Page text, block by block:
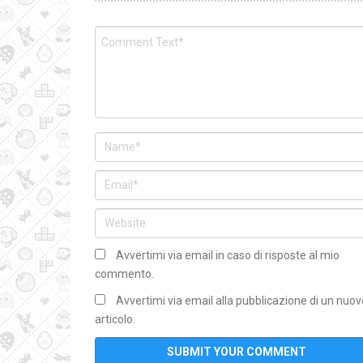
Avvertimi via email in caso di risposte al mio
commento.
Avvertimi via email alla pubblicazione di un
articolo.